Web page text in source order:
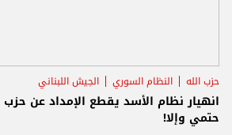
حزب الله النظام السوري الجيش اللبناني
انهيار نظام الأسد يقطع الإمداد عن حزب
حتمي وإلا!